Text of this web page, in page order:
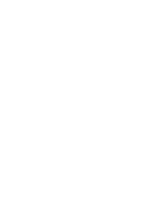
Peresmian KDMP
Pariama , Sekretaris
Aswara, jajaran
serta Sekretaris